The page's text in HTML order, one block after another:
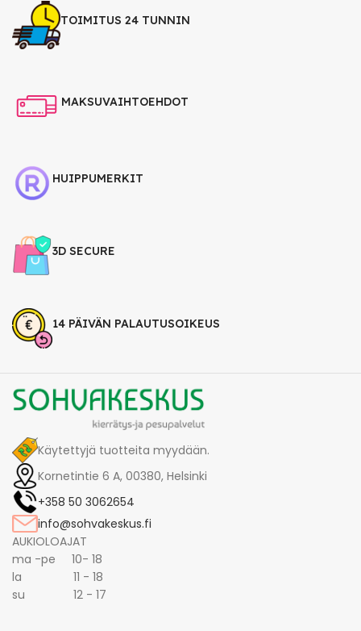
TOIMITUS 24 TUNNIN
MAKSUVAIHTOEHDOT
HUIPPUMERKIT
3D SECURE
14 PÄIVÄN PALAUTUSOIKEUS
Käytettyjä tuotteita myydään.
Kornetintie 6 A, 00380, Helsinki
+358 50 3062654
info@sohvakeskus.fi
AUKIOLOAJAT
ma -pe 10- 18
la 11 - 18
su 12 - 17